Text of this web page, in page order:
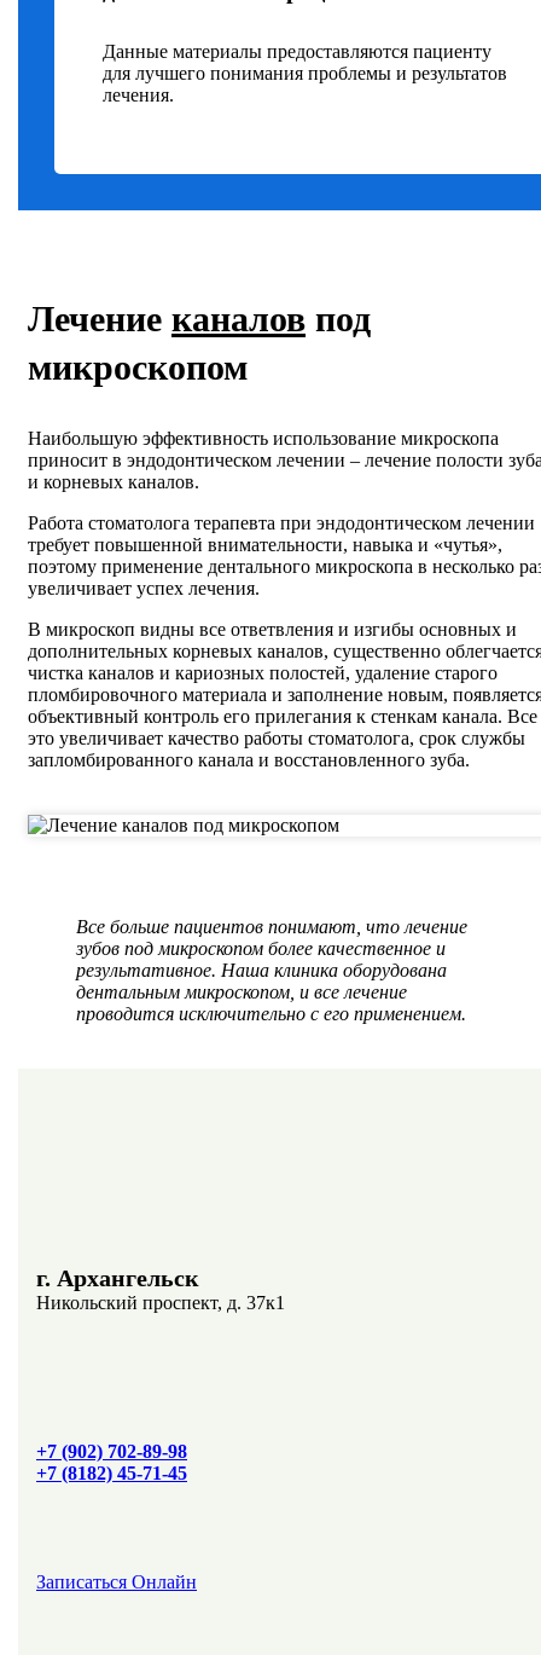
Данные материалы предоставляются пациенту
для лучшего понимания проблемы и результатов
лечения.
Лечение каналов под
микроскопом
Наибольшую эффективность использование микроскопа
приносит в эндодонтическом лечении – лечение полости
и корневых каналов.
Работа стоматолога терапевта при эндодонтическом лечении
требует повышенной внимательности, навыка и «чутья»,
поэтому применение дентального микроскопа в несколько
увеличивает успех лечения.
В микроскоп видны все ответвления и изгибы основных и
дополнительных корневых каналов, существенно
чистка каналов и кариозных полостей, удаление старого
пломбировочного материала и заполнение новым,
объективный контроль его прилегания к стенкам канала. Все
это увеличивает качество работы стоматолога, срок службы
запломбированного канала и восстановленного зуба.
Все больше пациентов понимают, что лечение
зубов под микроскопом более качественное и
результативное. Наша клиника оборудована
дентальным микроскопом, и все лечение
проводится исключительно с его применением.
г. Архангельск
Никольский проспект, д. 37к1
+7 (902) 702‑89-98
+7 (8182) 45-71-45
Записаться Онлайн